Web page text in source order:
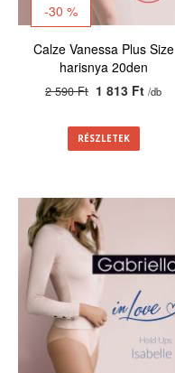
-30 %
Calze Vanessa Plus Size
harisnya 20den
harisnyatartóhoz
2 590 Ft 1 813 Ft/db
RÉSZLETEK